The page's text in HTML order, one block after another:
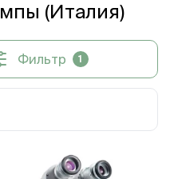
(Италия)
Фильтр 1